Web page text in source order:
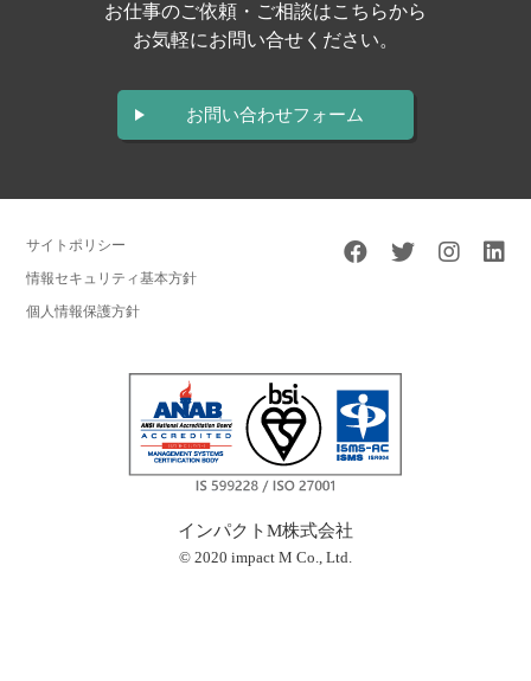
お仕事のご依頼・ご相談はこちらから
お気軽にお問い合せください。
お問い合わせフォーム
サイトポリシー
情報セキュリティ基本方針
個人情報保護方針
インパクトM株式会社
© 2020 impact M Co., Ltd.